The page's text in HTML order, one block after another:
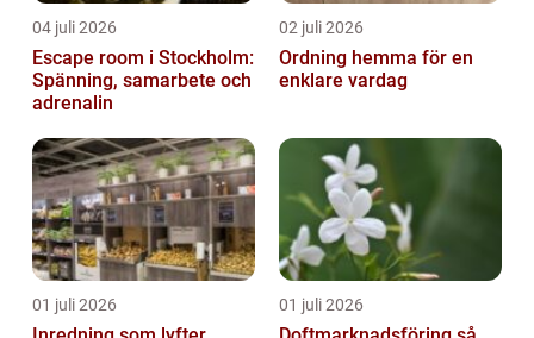
04 juli 2026
Escape room i Stockholm:
Spänning, samarbete och
adrenalin
02 juli 2026
Ordning hemma för en
enklare vardag
01 juli 2026 01 juli 2026